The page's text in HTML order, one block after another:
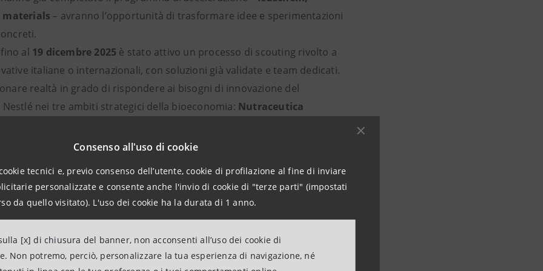
Consenso all'uso di cookie
tecnici e, previo consenso dell’utente, cookie di profilazione al fine di inviare
personalizzate e consente anche l'invio di cookie di "terze parti" (impostati
da quello visitato). L'uso dei cookie ha la durata di 1 anno.
[x] di chiusura del banner, non acconsenti all’uso dei cookie di
Non potremo, perciò, personalizzare la tua esperienza di navigazione, né
materials – avranno l’opportunità di trasformare idee e sperimentazioni
al 19 dicembre 2025 è stato attivo un processo di scouting rivolto a
italiane o internazionali, con soluzioni già validate e team dedicati.
realtà in grado di rispondere ai bisogni di innovazione del
nei tre ambiti strategici della bioeconomia: Nutraceutica
a un percorso di accelerazione mirato, avranno occasione di
dell’innovazione per il Sud